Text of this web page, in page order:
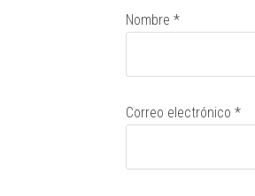
Nombre *
Correo electrónico *